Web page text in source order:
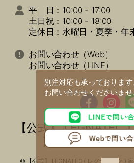
別注対応も承っております
お問い合わせくださいま
平 日：10:00 - 17:00
土日祝：10:00 - 18:00
定休日：水曜日・夏季・年
お問い合わせ（Web）
お問い合わせ（LINE）
【公式】 LEGNATEC
) 家具・インテリ
© 【公式】 LEGNATEC ( レグナテック )